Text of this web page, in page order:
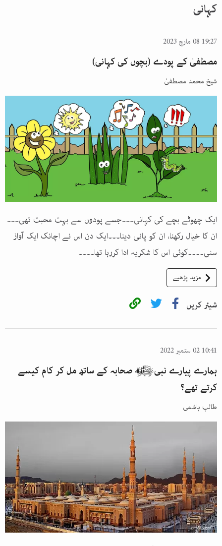
کہانی
19:27 08 مارچ 2023
مصطفیٰ کے پودے (بچوں کی کہانی)
شیخ محمد مصطفیٰ
ایک چھوٹے بچے کی کہانی۔۔۔جسے پودوں سے بہت محبت تھی۔۔۔
ان کا خیال رکھنا، ان کو پانی دینا۔۔۔ایک دن اس نے اچانک ایک آواز
سنی۔۔۔۔کوئی اس کا شکریہ ادا کررہا تھا۔۔۔۔
مزید پڑھیے
شیئر کریں
10:41 02 ستمبر 2022
ہمارے پیارے نبیﷺ صحابہ کے ساتھ مل کر کام کیسے
کرتے تھے؟
طالب ہاشمی